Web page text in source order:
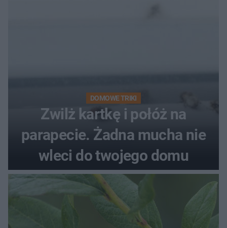
DOMOWE TRIKI
Zwilż kartkę i połóż na
parapecie. Żadna mucha nie
wleci do twojego domu